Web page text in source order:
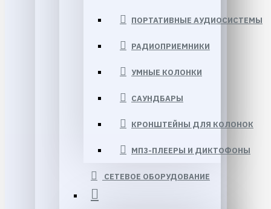
ПОРТАТИВНЫЕ АУДИОСИСТЕМЫ
РАДИОПРИЕМНИКИ
УМНЫЕ КОЛОНКИ
САУНДБАРЫ
КРОНШТЕЙНЫ ДЛЯ КОЛОНОК
МП3-ПЛЕЕРЫ И ДИКТОФОНЫ
СЕТЕВОЕ ОБОРУДОВАНИЕ